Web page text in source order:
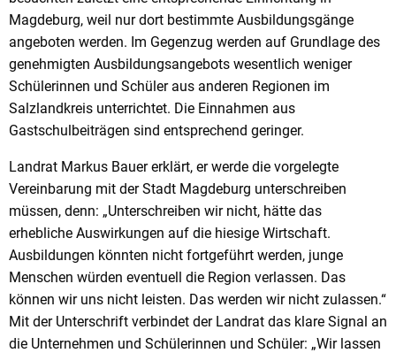
Magdeburg, weil nur dort bestimmte Ausbildungsgänge
angeboten werden. Im Gegenzug werden auf Grundlage des
genehmigten Ausbildungsangebots wesentlich weniger
Schülerinnen und Schüler aus anderen Regionen im
Salzlandkreis unterrichtet. Die Einnahmen aus
Gastschulbeiträgen sind entsprechend geringer.
Landrat Markus Bauer erklärt, er werde die vorgelegte
Vereinbarung mit der Stadt Magdeburg unterschreiben
müssen, denn: „Unterschreiben wir nicht, hätte das
erhebliche Auswirkungen auf die hiesige Wirtschaft.
Ausbildungen könnten nicht fortgeführt werden, junge
Menschen würden eventuell die Region verlassen. Das
können wir uns nicht leisten. Das werden wir nicht zulassen.“
Mit der Unterschrift verbindet der Landrat das klare Signal an
die Unternehmen und Schülerinnen und Schüler: „Wir lassen